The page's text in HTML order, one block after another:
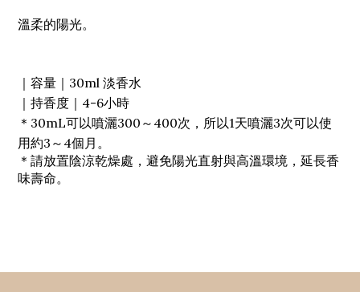
溫柔的陽光。
｜容量｜30ml 淡香水
｜持香度｜4-6小時
＊30mL可以噴灑300～400次，所以1天噴灑3次可以使
用約3～4個月。
＊請放置陰涼乾燥處，避免陽光直射與高溫環境，延長香
味壽命。